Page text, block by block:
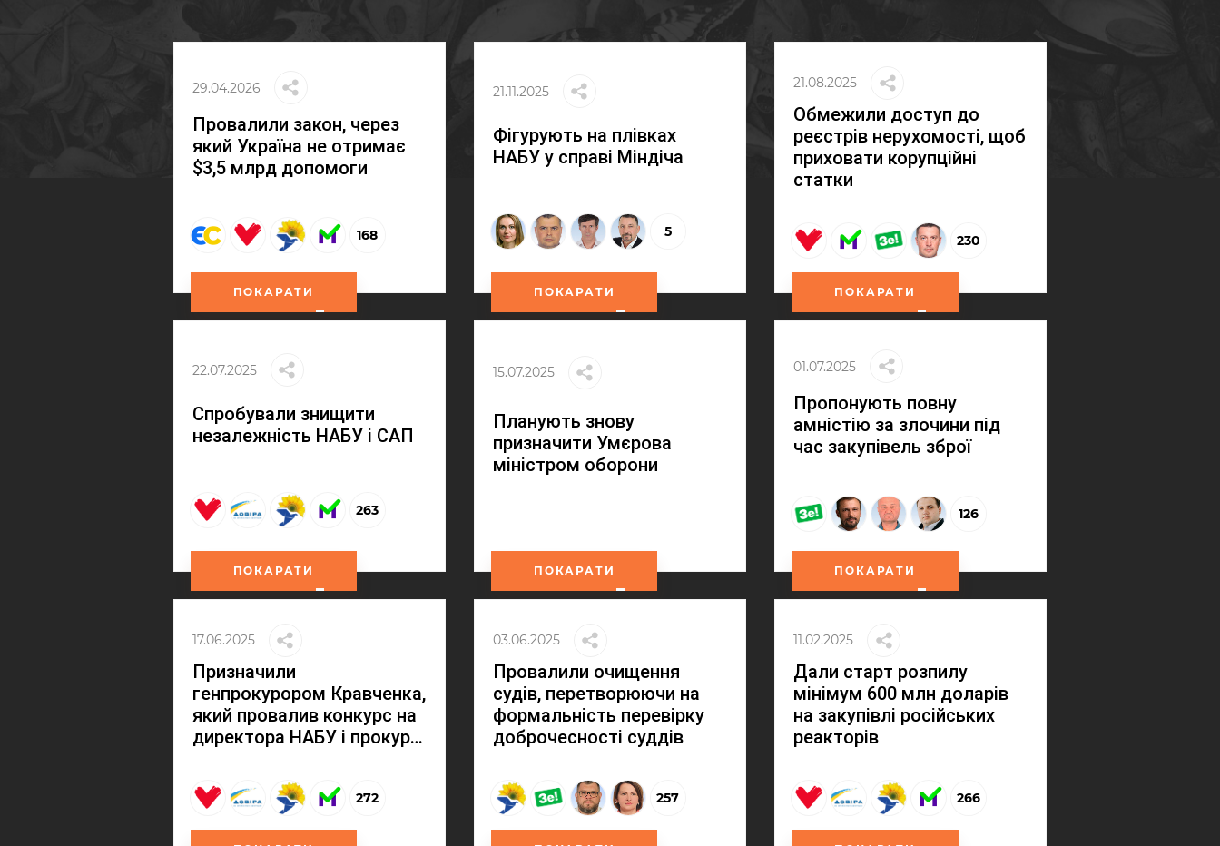
29.04.2026
Провалили закон, через
який Україна не отримає
$3,5 млрд допомоги
168
ПОКАРАТИ
21.11.2025
Фігурують на плівках
НАБУ у справі Міндіча
5
ПОКАРАТИ
21.08.2025
Обмежили доступ до
реєстрів нерухомості, щоб
приховати корупційні
статки
230
ПОКАРАТИ
22.07.2025
Спробували знищити
незалежність НАБУ і САП
263
ПОКАРАТИ
15.07.2025
Планують знову
призначити Умєрова
міністром оборони
ПОКАРАТИ
01.07.2025
Пропонують повну
амністію за злочини під
час закупівель зброї
126
ПОКАРАТИ
17.06.2025
Призначили
генпрокурором Кравченка,
який провалив конкурс на
директора НАБУ і прокур…
272
03.06.2025
Провалили очищення
судів, перетворюючи на
формальність перевірку
доброчесності суддів
257
11.02.2025
Дали старт розпилу
мінімум 600 млн доларів
на закупівлі російських
реакторів
266